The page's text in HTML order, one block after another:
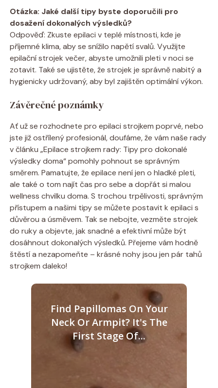
Otázka:‍ Jaké⁤ další ⁤tipy‌ byste doporučili pro ​
dosažení dokonalých výsledků?
Odpověď: Zkuste epilaci⁣ v teplé místnosti, kde je
příjemné klima, ⁤aby ⁤se snížilo napětí svalů. Využijte
epilační strojek večer, abyste umožnili pleti v noci se‍
zotavit.​ Také se ujistěte,⁤ že strojek je ​správně nabitý a
hygienicky udržovaný, aby byl zajištěn optimální výkon. ‍
Závěrečné poznámky
Ať už se rozhodnete pro epilaci strojkem poprvé, nebo
jste již ostřílený profesionál,​ doufáme, že vám naše rady
v článku „Epilace strojkem rady:⁤ Tipy pro dokonalé
výsledky⁣ doma“ ‌pomohly pohnout se‍ správným
‍směrem.⁣ Pamatujte, že epilace není jen ‌o hladké pleti,
ale ⁤také o tom ⁣najít⁤ čas⁢ pro sebe‌ a ⁢dopřát si​ malou
wellness​ chvilku doma. S ⁤trochou trpělivosti, správným‌
přístupem a našimi⁤ tipy⁣ se můžete postavit​ k epilaci s ​
důvěrou‌ a úsměvem. Tak ⁢se nebojte, vezměte strojek
do ruky a objevte, jak snadné a efektivní může být⁤
dosáhnout dokonalých výsledků.⁢ Přejeme vám hodně
štěstí ‍a nezapomeňte – ⁣krásné nohy ‌jsou jen pár tahů
⁤strojkem daleko!
Find Papillomas On Your
Neck Or Armpit? It's The
First Stage Of...